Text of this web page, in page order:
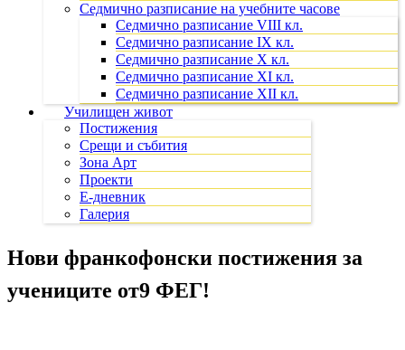
Седмично разписание на учебните часове
Седмично разписание VIII кл.
Седмично разписание IX кл.
Седмично разписание X кл.
Седмично разписание XI кл.
Седмично разписание XII кл.
Училищен живот
Постижения
Срещи и събития
Зона Арт
Проекти
Е-дневник
Галерия
Нови франкофонски постижения за
учениците от9 ФЕГ!